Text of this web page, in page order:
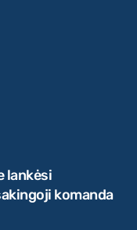
lankėsi
komanda